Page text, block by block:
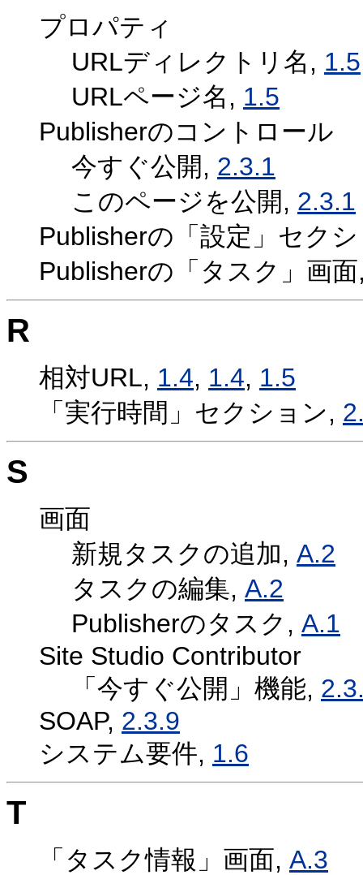
プロパティ
URLディレクトリ名, 1.5
URLページ名, 1.5
Publisherのコントロール
今すぐ公開, 2.3.1
このページを公開, 2.3.1
Publisherの「設定」セク
Publisherの「タスク」画
R
相対URL, 1.4, 1.4, 1.5
「実行時間」セクション,
S
画面
新規タスクの追加, A.2
タスクの編集, A.2
Publisherのタスク, A.1
Site Studio Contributor
「今すぐ公開」機能,
SOAP, 2.3.9
システム要件, 1.6
T
「タスク情報」画面, A.3